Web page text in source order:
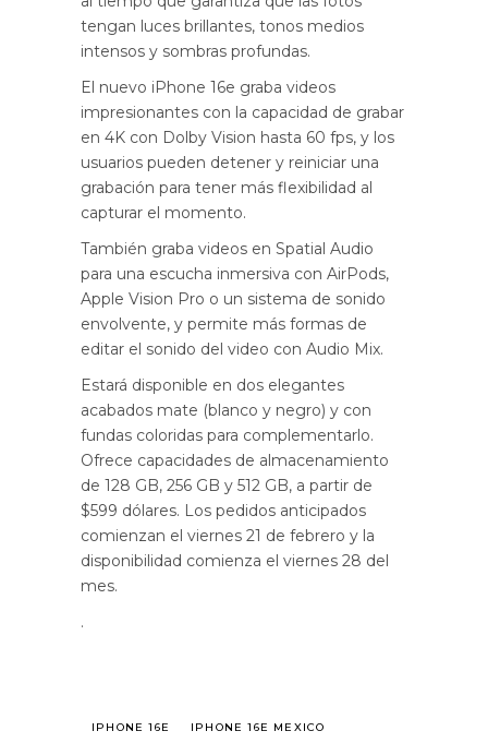
tengan luces brillantes, tonos medios
intensos y sombras profundas.
El nuevo iPhone 16e graba videos
impresionantes con la capacidad de grabar
en 4K con Dolby Vision hasta 60 fps, y los
usuarios pueden detener y reiniciar una
grabación para tener más flexibilidad al
capturar el momento.
También graba videos en Spatial Audio
para una escucha inmersiva con AirPods,
Apple Vision Pro o un sistema de sonido
envolvente, y permite más formas de
editar el sonido del video con Audio Mix.
Estará disponible en dos elegantes
acabados mate (blanco y negro) y con
fundas coloridas para complementarlo.
Ofrece capacidades de almacenamiento
de 128 GB, 256 GB y 512 GB, a partir de
$599 dólares. Los pedidos anticipados
comienzan el viernes 21 de febrero y la
disponibilidad comienza el viernes 28 del
mes.
.
IPHONE 16E IPHONE 16E MEXICO